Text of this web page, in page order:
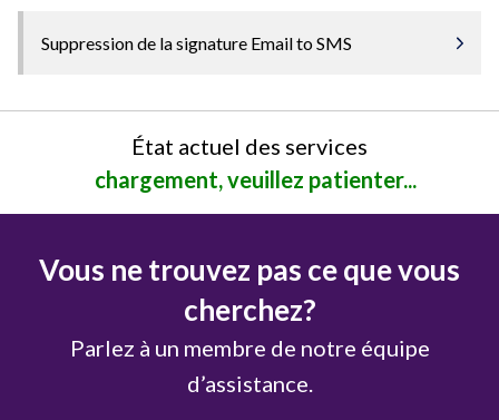
Suppression de la signature Email to SMS
État actuel des services
chargement, veuillez patienter...
Vous ne trouvez pas ce que vous
cherchez?
Parlez à un membre de notre équipe
d’assistance.